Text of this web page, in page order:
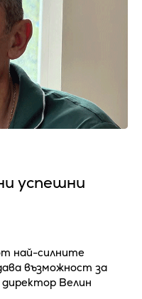
успешни
най-силните
възможност за
Велин